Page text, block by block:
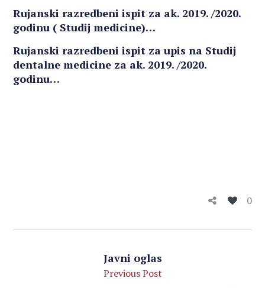
Rujanski razredbeni ispit za ak. 2019. /2020.
godinu ( Studij medicine)…
Rujanski razredbeni ispit za upis na Studij
dentalne medicine za ak. 2019. /2020.
godinu…
0
Javni oglas
Previous Post